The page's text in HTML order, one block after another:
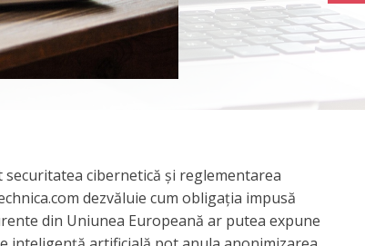
cibernetică și reglementarea
dezvăluie cum obligația impusă
din Uniunea Europeană ar putea expune